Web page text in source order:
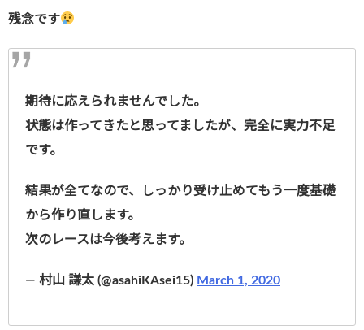
残念です
期待に応えられませんでした。
状態は作ってきたと思ってましたが、完全に実力不足
です。
結果が全てなので、しっかり受け止めてもう一度基礎
から作り直します。
次のレースは今後考えます。
— 村山 謙太 (@asahiKAsei15) March 1, 2020